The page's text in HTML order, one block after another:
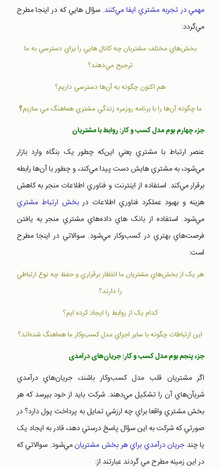
مهمي در تجربه مشتري ايفا مي‌کنند. سؤال هايي که در اينجا مطرح
مي‌گردد:
بخش‌هاي مختلف مشتريان چه کانال هايي را براي دسترسي به ما
ترجيح مي‌دهند؟
هم اکنون چگونه به آن‌ها دسترسي داريم؟
ما چگونه آن‌ها را با برنامه روزمره زندگي مشتري هماهنگ مي سازيم؟
جزء چهارم بوم مدل کسب و کار: روابط با مشتريان
عنصر ارتباط با مشتري يعني اين‌که چطور يک بنگاه وارد بازار
مي‌شود، به مشتري هايش دست پيدا مي‌کند، و چطور با آن‌ها رابطه
برقرار مي‌کند. استفاده از اينترنت و فناوري اطلاعات منجر به کاهش
هزينه و بهبود عملکرد فناوري اطلاعات دربخش ارتباط مشتري
مي‌شود. استفاده از بانک هاي داده‌هاي مشتري منجر به يافتن
فرصت‌هاي بهتري در کسب‌وکار مي‌شود. سوالاتي در اينجا مطرح
است:
هر يک از بخش‌هاي مشتريان ما انتظار برقراري و حفظ چه نوع ارتباطي
را دارند؟
کدام يک از روابط را ايجاد کرده ايم؟
اين ارتباطات چگونه با ساير اجزاي مدل کسب‌وکار ما هماهنگ شده‌اند؟
جزء پنجم بوم مدل کسب و کار: جريان‌های درآمدی
اگر مشتريان قلب مدل کسب‌وکار باشند، جريان‌هاي درآمدي
شريآن‌هاي آن را تشکيل مي‌دهند. شرکت بايد از خود بپرسد که هر
بخش مشتري واقعا براي چه ارزشي تمايل به پرداخت پول دارد؟ در
صورتي که شرکت به اين سؤال پاسخ درستي دهد، قادر به ايجاد يک
يا چند جريان درآمدي براي هر بخش مشتريان مي‌شود. سوالاتي که
در اين زمينه مطرح مي گردند عبارتند از: